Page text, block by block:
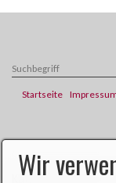
Startseite
​​​​Katholische Pfarrei
Wir